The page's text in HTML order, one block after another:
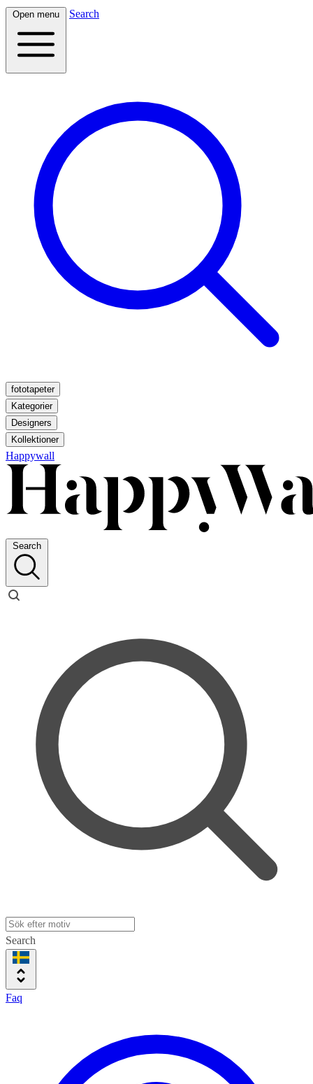
Open menu Search
fototapeter
Kategorier
Designers
Kollektioner
Happywall
Search
Search
Faq